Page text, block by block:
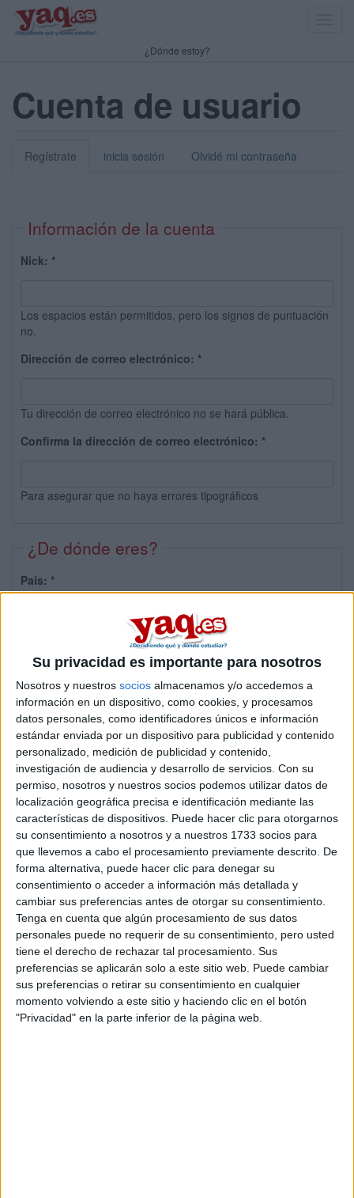
Su privacidad es importante para nosotros
Nosotros y nuestros socios almacenamos y/o accedemos a
información en un dispositivo, como cookies, y procesamos
datos personales, como identificadores únicos e información
estándar enviada por un dispositivo para publicidad y contenido
personalizado, medición de publicidad y contenido,
investigación de audiencia y desarrollo de servicios. Con su
permiso, nosotros y nuestros socios podemos utilizar datos de
localización geográfica precisa e identificación mediante las
características de dispositivos. Puede hacer clic para otorgarnos
su consentimiento a nosotros y a nuestros 1733 socios para
que llevemos a cabo el procesamiento previamente descrito. De
forma alternativa, puede hacer clic para denegar su
consentimiento o acceder a información más detallada y
cambiar sus preferencias antes de otorgar su consentimiento.
Tenga en cuenta que algún procesamiento de sus datos
personales puede no requerir de su consentimiento, pero usted
tiene el derecho de rechazar tal procesamiento. Sus
preferencias se aplicarán solo a este sitio web. Puede cambiar
sus preferencias o retirar su consentimiento en cualquier
momento volviendo a este sitio y haciendo clic en el botón
"Privacidad" en la parte inferior de la página web.
¿Dónde estoy?
Cuenta de usuario
Regístrate inicia sesión Olvidé mi contraseña
Información de la cuenta
Nick: *
Los espacios están permitidos, pero los signos de puntuación
no.
Dirección de correo electrónico: *
Tu dirección de correo electrónico no se hará pública.
Confirma la dirección de correo electrónico: *
Para asegurar que no haya errores tipográficos
¿De dónde eres?
País: *
Sobre ti
Soy:*
Chico
Chica
¿En qué año terminas (o terminaste) bachillerato o FP?
Soy estudiante de:*
Términos y Condiciones de Uso
Aceptolos Términos y Condicionesde uso*